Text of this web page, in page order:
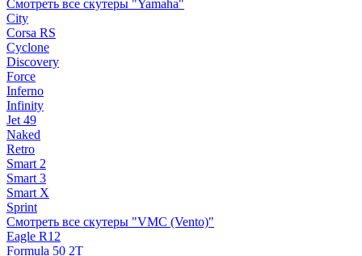
Смотреть все скутеры "Yamaha"
City
Corsa RS
Cyclone
Discovery
Force
Inferno
Infinity
Jet 49
Naked
Retro
Smart 2
Smart 3
Smart X
Sprint
Смотреть все скутеры "VMC (Vento)"
Eagle R12
Formula 50 2Т